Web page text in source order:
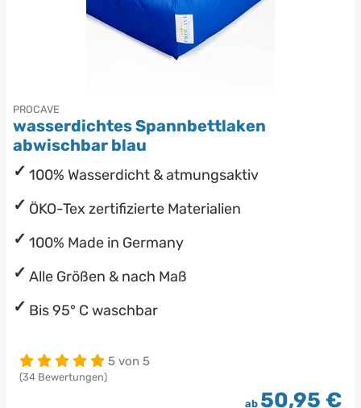
PROCAVE
wasserdichtes Spannbettlaken
abwischbar blau
100% Wasserdicht & atmungsaktiv
ÖKO-Tex zertifizierte Materialien
100% Made in Germany
Alle Größen & nach Maß
Bis 95° C waschbar
5 von 5
(34 Bewertungen)
ab 50,95 €